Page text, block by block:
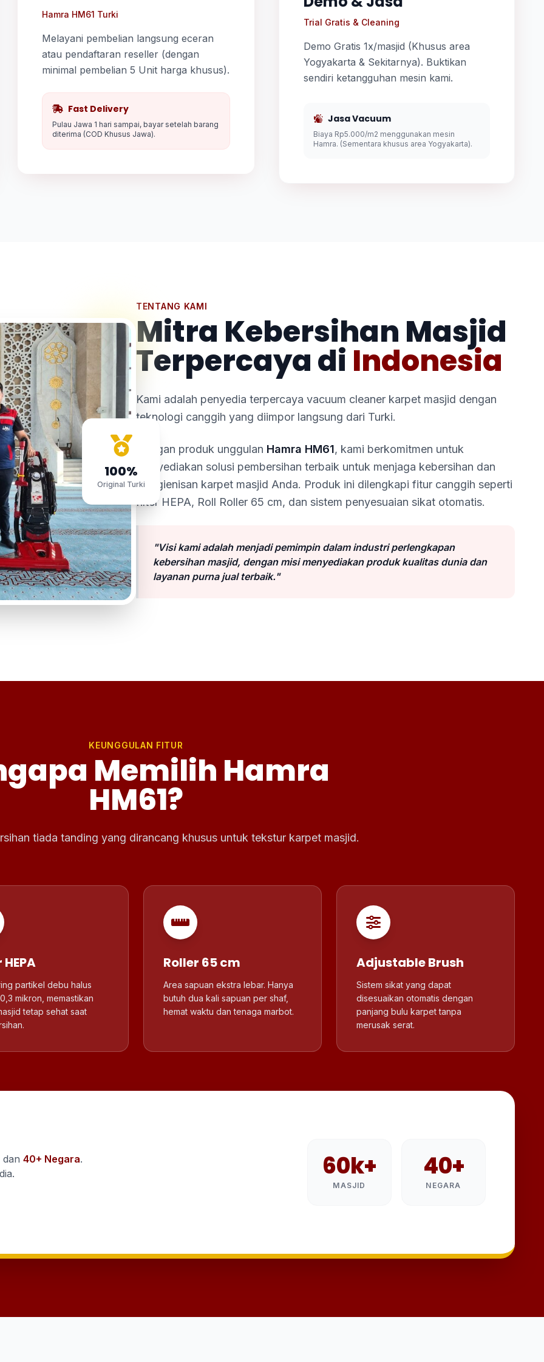
Hamra HM61 Turki
Melayani pembelian langsung eceran
atau pendaftaran reseller (dengan
minimal pembelian 5 Unit harga khusus).
Fast Delivery
Pulau Jawa 1 hari sampai, bayar setelah barang
diterima (COD Khusus Jawa).
Trial Gratis & Cleaning
Demo Gratis 1x/masjid (Khusus area
Yogyakarta & Sekitarnya). Buktikan
sendiri ketangguhan mesin kami.
Jasa Vacuum
Biaya Rp5.000/m2 menggunakan mesin
Hamra. (Sementara khusus area Yogyakarta).
100%
Original Turki
TENTANG KAMI
Mitra Kebersihan Masjid
Terpercaya di Indonesia
Kami adalah penyedia terpercaya vacuum cleaner karpet masjid dengan
teknologi canggih yang diimpor langsung dari Turki.
Dengan produk unggulan Hamra HM61, kami berkomitmen untuk
menyediakan solusi pembersihan terbaik untuk menjaga kebersihan dan
kehigienisan karpet masjid Anda. Produk ini dilengkapi fitur canggih seperti
filter HEPA, Roll Roller 65 cm, dan sistem penyesuaian sikat otomatis.
"Visi kami adalah menjadi pemimpin dalam industri perlengkapan
kebersihan masjid, dengan misi menyediakan produk kualitas dunia dan
layanan purna jual terbaik."
KEUNGGULAN FITUR
Memilih Hamra
HM61?
tiada tanding yang dirancang khusus untuk tekstur karpet masjid.
partikel debu halus
mikron, memastikan
tetap sehat saat
Roller 65 cm
Area sapuan ekstra lebar. Hanya
butuh dua kali sapuan per shaf,
hemat waktu dan tenaga marbot.
Adjustable Brush
Sistem sikat yang dapat
disesuaikan otomatis dengan
panjang bulu karpet tanpa
merusak serat.
40+ Negara.
60k+
MASJID
40+
NEGARA